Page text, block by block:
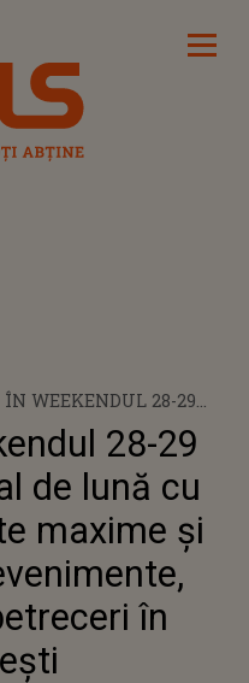
ÎN WEEKENDUL 28-29
FINAL DE LUNĂ CU
LA COTE MAXIME ȘI
TARI EVENIMENTE,
ȘI PETRECERI ÎN
28-29
de lună cu
maxime și
în